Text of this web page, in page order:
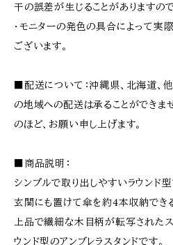
干の誤差が生じることがありますの
・モニターの発色の具合によって実
ございます。
■配送について：沖縄県、北海道、
の地域への配送は承ることができま
のほど、お願い申し上げます。
■商品説明：
シンプルで取り出しやすいラウンド
玄関にも置けて傘を約4本収納でき
上品で繊細な木目柄が転写されたス
ウンド型のアンブレラスタンドです。